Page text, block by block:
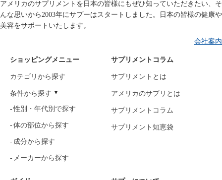
アメリカのサプリメントを日本の皆様にもぜひ知っていただきたい、そ
んな思いから2003年にサプーはスタートしました。日本の皆様の健康や
美容をサポートいたします。
会社案内
ショッピングメニュー
カテゴリから探す
条件から探す
性別・年代別で探す
体の部位から探す
成分から探す
メーカーから探す
サプリメントコラム
サプリメントとは
アメリカのサプリとは
サプリメントコラム
サプリメント知恵袋